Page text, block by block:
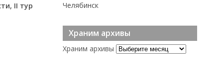
II тур
Челябинск
Храним архивы
Храним архивы